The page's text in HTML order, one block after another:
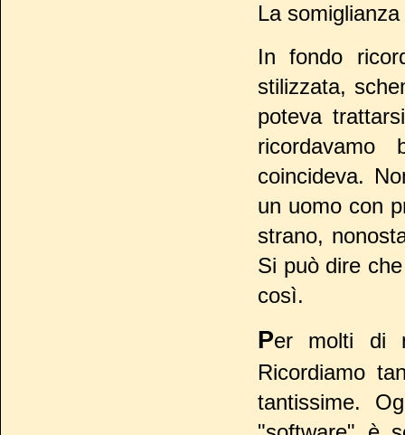
La
In fondo
stilizzata,
poteva
ricordavamo
coincideva.
un uomo con
strano,
Si può dire
così.
Per molti di
Ricordiamo
tantissime.